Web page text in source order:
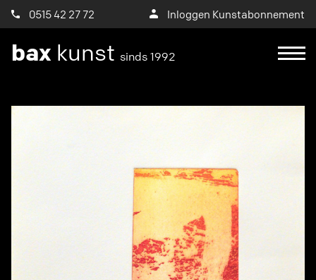
0515 42 27 72 Inloggen Kunstabonnement
bax kunst sinds 1992